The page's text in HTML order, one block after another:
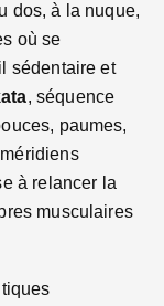
dos, à la nuque,
où se
sédentaire et
, séquence
paumes,
à relancer la
musculaires